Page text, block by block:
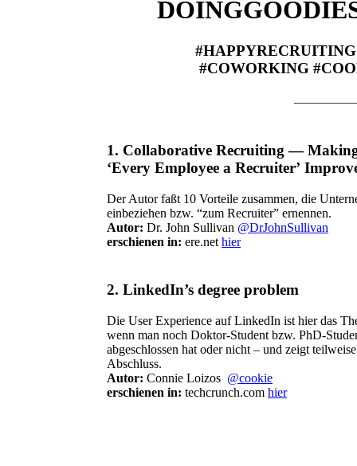
#COWORKING
1. Collaborative Recruiting —
‘Every Employee a Recruiter’
Der Autor faßt 10 Vorteile zusammen, die
einbeziehen bzw. “zum Recruiter” ernennen.
Autor: Dr. John Sullivan @DrJohnSullivan
erschienen in: ere.net hier
2. LinkedIn’s degree problem
Die User Experience auf LinkedIn ist hier das
wenn man noch Doktor-Student bzw. PhD-
abgeschlossen hat oder nicht – und zeigt
Abschluss.
Autor: Connie Loizos @cookie
erschienen in: techcrunch.com hier